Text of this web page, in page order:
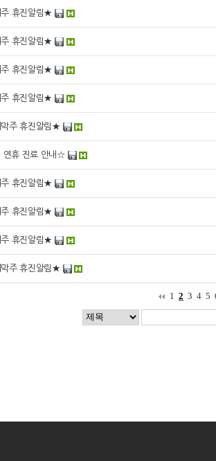
휴진알림★
휴진알림★
휴진알림★
휴진알림★
주 휴진알림★
휴 진료 안내☆
휴진알림★
휴진알림★
휴진알림★
주 휴진알림★
1 2 3 4 5